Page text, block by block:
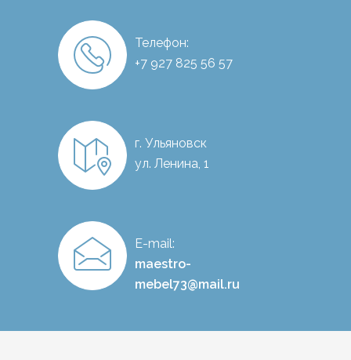
Телефон:
+7 927 825 56 57
г. Ульяновск
ул. Ленина, 1
E-mail:
maestro-
mebel73@mail.ru